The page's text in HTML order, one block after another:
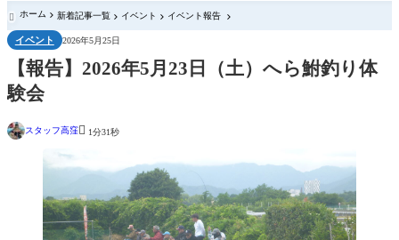
 ホーム 新着記事一覧 イベント イベント報告
イベント 2026年5月25日
【報告】2026年5月23日（土）へら鮒釣り体
験会
スタッフ高窪 1分31秒